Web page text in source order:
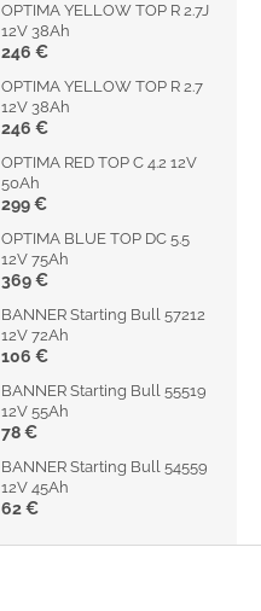
OPTIMA YELLOW TOP R 2.7J
12V 38Ah
246 €
OPTIMA YELLOW TOP R 2.7
12V 38Ah
246 €
OPTIMA RED TOP C 4.2 12V
50Ah
299 €
OPTIMA BLUE TOP DC 5.5
12V 75Ah
369 €
BANNER Starting Bull 57212
12V 72Ah
106 €
BANNER Starting Bull 55519
12V 55Ah
78 €
BANNER Starting Bull 54559
12V 45Ah
62 €